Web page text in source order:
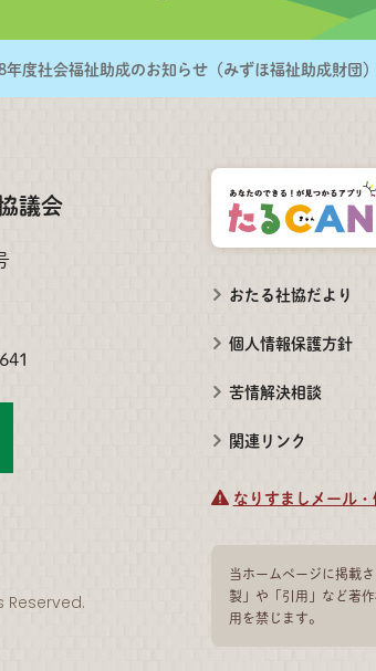
年度社会福祉助成のお知らせ（みずほ福祉助成財団
議会
おたる社協だより
個人情報保護方針
苦情解決相談
関連リンク
なりすましメール
当ホームページに掲載
製」や「引用」など著
用を禁じます。
Reserved.